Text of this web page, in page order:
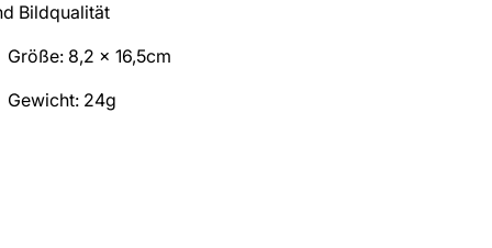
Bildqualität
Größe: 8,2 x 16,5cm
Gewicht: 24g